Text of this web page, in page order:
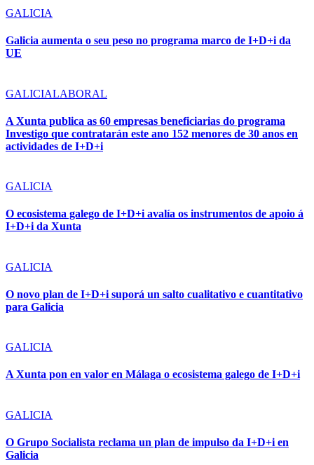
GALICIA
Galicia aumenta o seu peso no programa marco de I+D+i da
UE
GALICIALABORAL
A Xunta publica as 60 empresas beneficiarias do programa
Investigo que contratarán este ano 152 menores de 30 anos en
actividades de I+D+i
GALICIA
O ecosistema galego de I+D+i avalía os instrumentos de apoio á
I+D+i da Xunta
GALICIA
O novo plan de I+D+i suporá un salto cualitativo e cuantitativo
para Galicia
GALICIA
A Xunta pon en valor en Málaga o ecosistema galego de I+D+i
GALICIA
O Grupo Socialista reclama un plan de impulso da I+D+i en
Galicia